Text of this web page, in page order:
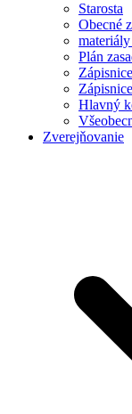
Starosta
Obecné
Plán
Hlavný
Zverejňovanie